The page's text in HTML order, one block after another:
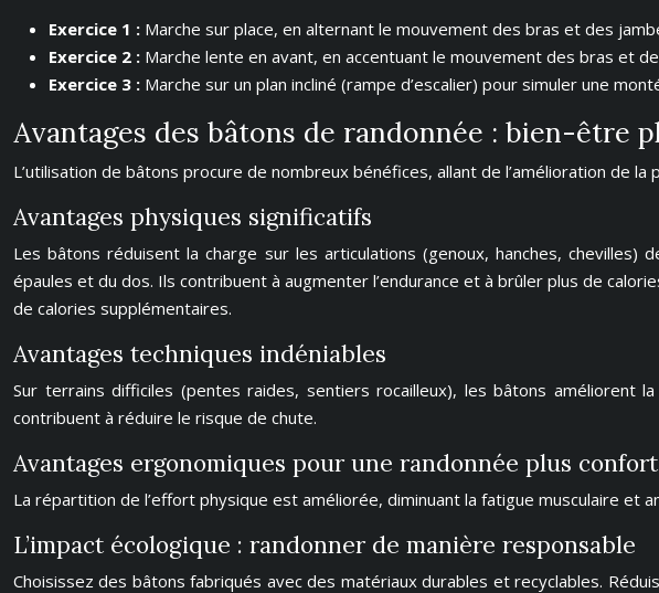
Exercice 1 : Marche sur place, en alternant le mouvement des bras et des
Exercice 2 : Marche lente en avant, en accentuant le mouvement des bras et
Exercice 3 : Marche sur un plan incliné (rampe d’escalier) pour simuler une
Avantages des bâtons de randonnée : bien-être
L’utilisation de bâtons procure de nombreux bénéfices, allant de l’amélioration de
Avantages physiques significatifs
Les bâtons réduisent la charge sur les articulations (genoux, hanches,
épaules et du dos. Ils contribuent à augmenter l’endurance et à brûler plus de
de calories supplémentaires.
Avantages techniques indéniables
Sur terrains difficiles (pentes raides, sentiers rocailleux), les bâtons
contribuent à réduire le risque de chute.
Avantages ergonomiques pour une randonnée plus
La répartition de l’effort physique est améliorée, diminuant la fatigue musculaire et
L’impact écologique : randonner de manière responsable
Choisissez des bâtons fabriqués avec des matériaux durables et recyclables.